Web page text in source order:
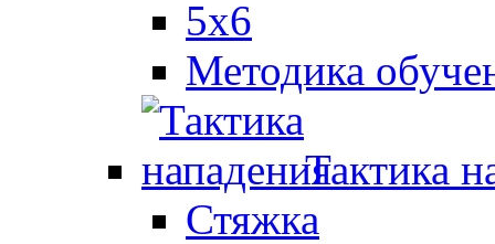
5x6
Методика
Тактика
Стяжка